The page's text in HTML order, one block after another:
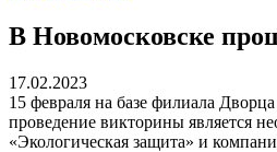
В Новомосковске
17.02.2023
15 февраля на базе филиала
проведение викторины является
«Экологическая защита» и